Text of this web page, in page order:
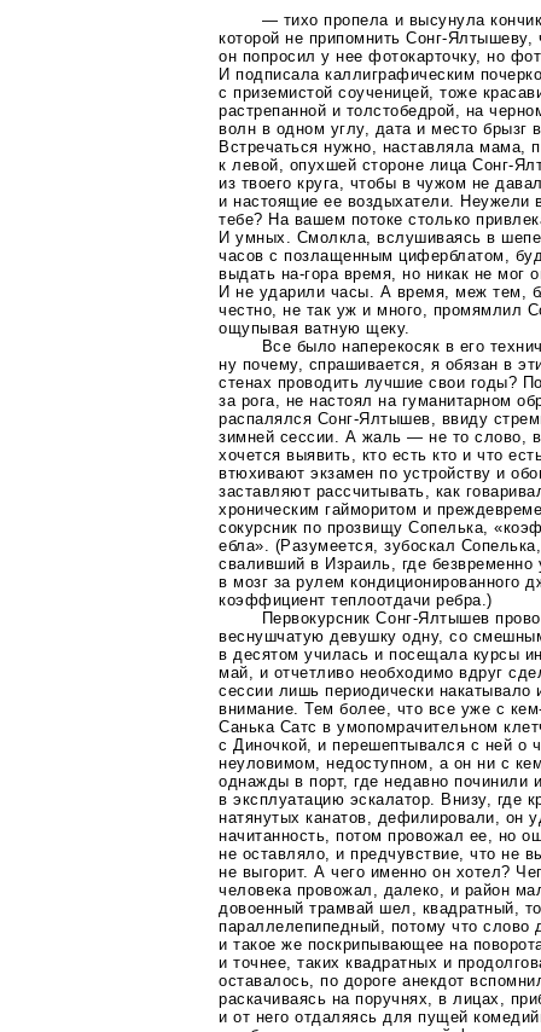
— тихо пропела и высунула
которой не припомнитьСонг-Ялтышеву,
он попросил у нее фотокарточку, но
И подписала каллиграфическим
с приземистой соученицей, тоже
растрепанной и толстобедрой, на
волн в одном углу, дата и место брызг
Вcтречаться нужно, наставляла мама,
к левой, опухшей стороне лицаСонг-
из твоего круга, чтобы в чужом не
и настоящие ее воздыхатели. Неужели
тебе? На вашем потоке столько
И умных. Смолкла, вслушиваясь в
часов с позлащенным циферблатом,
выдать на-горавремя, но никак не мог
И не ударили часы. А время, меж тем,
честно, не так уж и много, промямлил
ощупывая ватную щеку.
Все было наперекосяк в его
ну почему, спрашивается, я обязан в
стенах проводить лучшие свои годы?
за рога, не настоял на гуманитарном
распалялся Сонг-Ялтышев, ввиду
зимней сессии. А жаль — не то слово,
хочется выявить, кто есть кто и что
втюхивают экзамен по устройству и
заставляют рассчитывать, как
хроническим гайморитом и
сокурсник по прозвищу Сопелька,
ебла». (Разумеется, зубоскал
сваливший в Израиль, где безвременно
в мозг за рулем кондиционированного
коэффициент теплоотдачи ребра.)
ПервокурсникСонг-Ялтышев
веснушчатую девушку одну, со
в десятом училась и посещала курсы
май, и отчетливо необходимо вдруг
сессии лишь периодически накатывало
внимание. Тем более, что все уже с
Санька Сатс в умопомрачительном
с Диночкой, и перешептывался с ней о
неуловимом, недоступном, а он ни с
однажды в порт, где недавно починили
в эксплуатацию эскалатор. Внизу, где
натянутых канатов, дефилировали, он
начитанность, потом провожал ее, но
не оставляло, и предчувствие, что не
не выгорит. А чего именно он хотел?
человека провожал, далеко, и район
довоенный трамвай шел, квадратный,
параллелепипедный, потому что слово
и такое же поскрипывающее на
и точнее, таких квадратных и
оставалось, по дороге анекдот
раскачиваясь на поручнях, в лицах,
и от него отдаляясь для пущей